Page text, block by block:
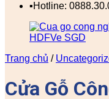
▪️Hotline:
Trang chủ /
Cửa Gỗ